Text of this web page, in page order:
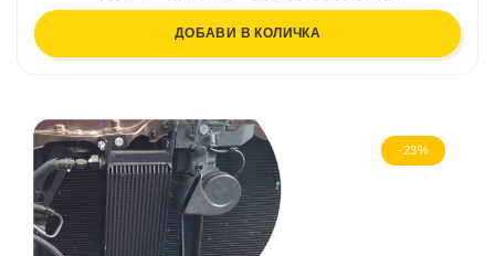
ДОБАВИ В КОЛИЧКА
-23%